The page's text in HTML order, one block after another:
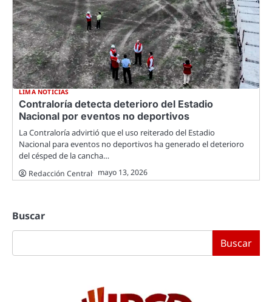
LIMA NOTICIAS
Contraloría detecta deterioro del Estadio
Nacional por eventos no deportivos
La Contraloría advirtió que el uso reiterado del Estadio
Nacional para eventos no deportivos ha generado el deterioro
del césped de la cancha…
Redacción Central mayo 13, 2026
Buscar
Buscar